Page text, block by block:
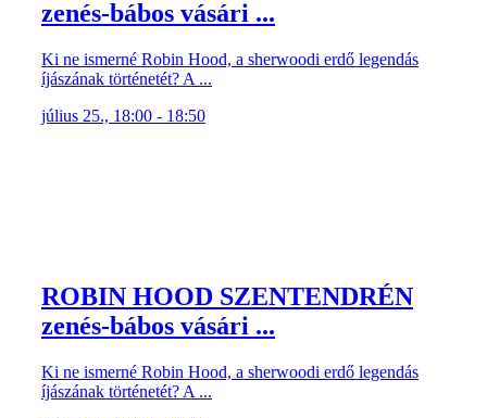
zenés-bábos vásári ...
Ki ne ismerné Robin Hood, a sherwoodi erdő legendás
íjászának történetét? A ...
július 25., 18:00 - 18:50
ROBIN HOOD SZENTENDRÉN
zenés-bábos vásári ...
Ki ne ismerné Robin Hood, a sherwoodi erdő legendás
íjászának történetét? A ...